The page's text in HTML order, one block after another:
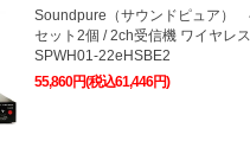
Soundpure（サウンドピュア）
セット2個 / 2ch受信機 ワイヤレ
SPWH01-22eHSBE2
55,860円(税込61,446円)